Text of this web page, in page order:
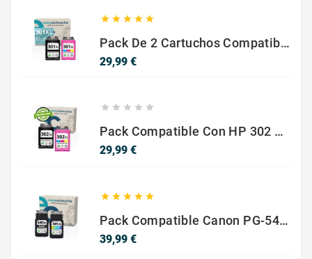
    
Pack De 2 Cartuchos Compatibles Con HP 301 XL Negro Y Color
29,99 €Precio
    
Pack Compatible Con HP 302 XL Negro Y Color - SIN NIVEL DE TINTA
29,99 €Precio
    
Pack Compatible Canon PG-540 XL / CL-541 XL ? Negro Y Color ? Alta Capacidad
39,99 €Precio